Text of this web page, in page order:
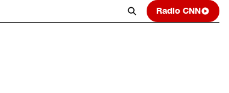
Radio CNN